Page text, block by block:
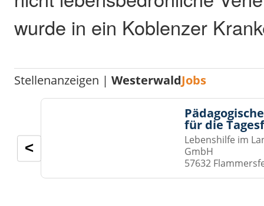
wurde in ein Koblenzer
Stellenanzeigen |WesterwaldJobs
für die
Lebenshilfe im
GmbH
57632
<